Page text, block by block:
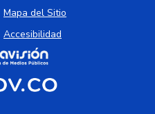
Mapa del Sitio
Accesibilidad